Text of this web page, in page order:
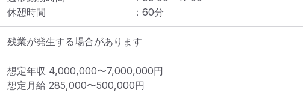
休憩時間
： 60分
残業が発生する場合があります
想定年収 4,000,000〜7,000,000円
想定月給 285,000〜500,000円